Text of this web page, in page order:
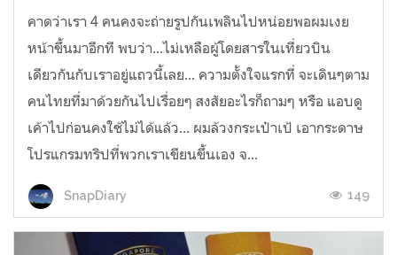
คาดว่าเรา 4 คนคงจะถ่ายรูปกันเพลินไปหน่อยพอผมเงย
หน้าขึ้นมาอีกที พบว่า...ไม่เหลือผู้โดยสารในเที่ยวบิน
เดียวกันกับเราอยู่แถวนี้เลย... ความตั้งใจแรกที่ จะเดินๆตาม
คนไทยที่มาด้วยกันไปเรื่อยๆ สงสัยอะไรก็ถามๆ หรือ แอบดู
เค้าไปก่อนคงใช้ไม่ได้แล้ว... ผมล้วงกระเป๋าเป้ เอากระดาษ
โปรแกรมทริปที่พวกเราเขียนขึ้นเอง จ...
SnapDiary 149